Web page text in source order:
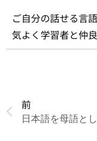
ご自分の話せる言
気よく学習者と仲
前